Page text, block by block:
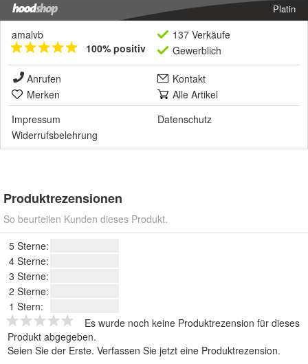
Platin
amalvb
100% positiv
137 Verkäufe
Gewerblich
Anrufen
Kontakt
Merken
Alle Artikel
Impressum
Datenschutz
Widerrufsbelehrung
Produktrezensionen
So beurteilen Kunden dieses Produkt.
5 Sterne:
4 Sterne:
3 Sterne:
2 Sterne:
1 Stern:
Es wurde noch keine Produktrezension für dieses
Produkt abgegeben.
Seien Sie der Erste. Verfassen Sie jetzt eine Produktrezension.